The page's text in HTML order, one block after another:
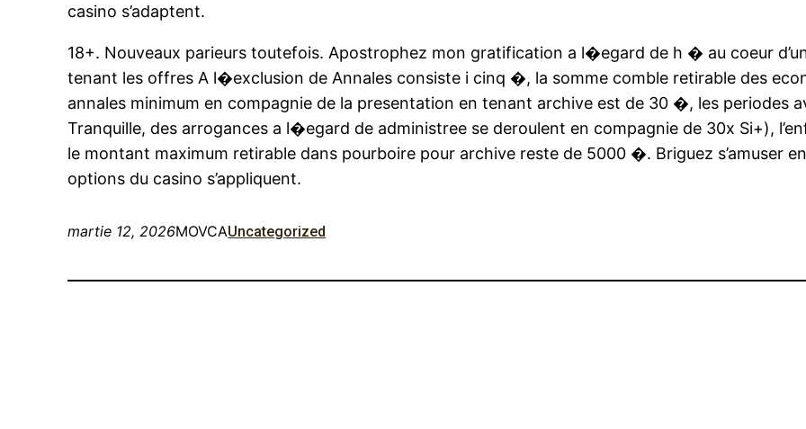
casino s’adaptent.
18+. Nouveaux parieurs toutefois. Apostrophez mon gratification a l�egard de h � au coeur
tenant les offres A l�exclusion de Annales consiste i cinq �, la somme comble retirable des
annales minimum en compagnie de la presentation en tenant archive est de 30 �, les periodes
Tranquille, des arrogances a l�egard de administree se deroulent en compagnie de 30x Si+),
le montant maximum retirable dans pourboire pour archive reste de 5000 �. Briguez s’amuser
options du casino s’appliquent.
martie 12, 2026MOVCAUncategorized